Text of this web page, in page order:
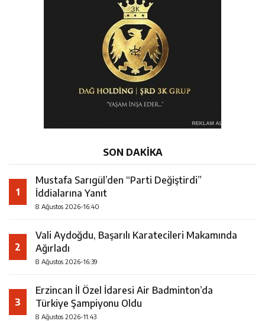
SON DAKİKA
1
Mustafa Sarıgül’den “Parti Değiştirdi”
İddialarına Yanıt
8 Ağustos 2026-16:40
2
Vali Aydoğdu, Başarılı Karatecileri Makamında
Ağırladı
8 Ağustos 2026-16:39
3
Erzincan İl Özel İdaresi Air Badminton’da
Türkiye Şampiyonu Oldu
8 Ağustos 2026-11:43